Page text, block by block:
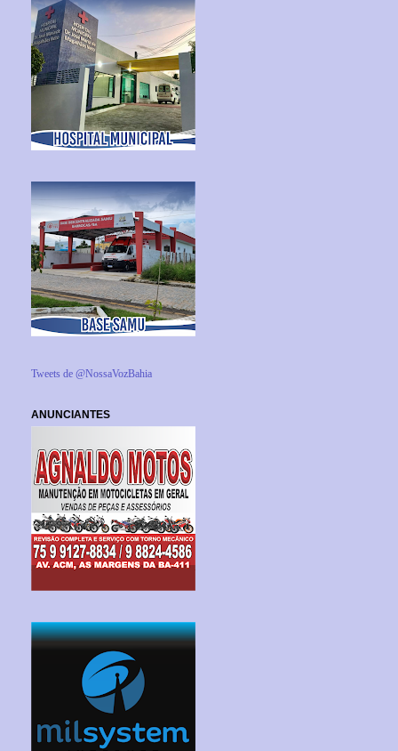
Tweets de @NossaVozBahia
ANUNCIANTES